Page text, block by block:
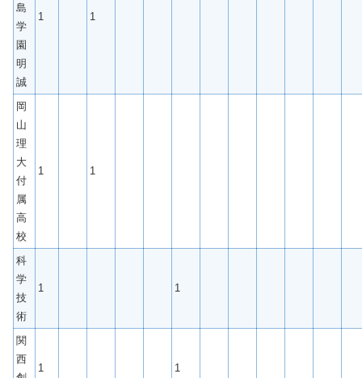
島
学
園
明
誠
1 1
岡
山
理
大
付
属
高
校
1 1
科
学
技
術
1 1
関
西
1 1